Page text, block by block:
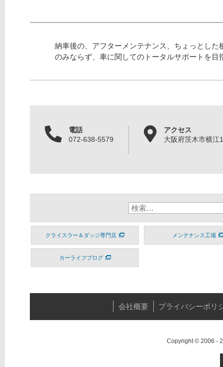
納車後の、アフターメンテナンス、ちょっとした
のみならず、車に関してのトータルサポートを目
電話
072-638-5579
アクセス
大阪府茨木市横江
クライスラー＆ダッジ専門店 メンテナンス工場
カーライフブログ
会社概要 プライバシーポリ
Copyright © 2006 -